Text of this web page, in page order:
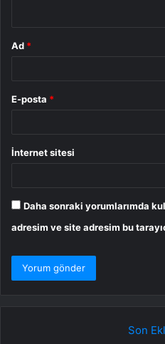
Ad *
E-posta *
İnternet sitesi
Daha sonraki yorumlarımda
adresim ve site adresim bu
Son